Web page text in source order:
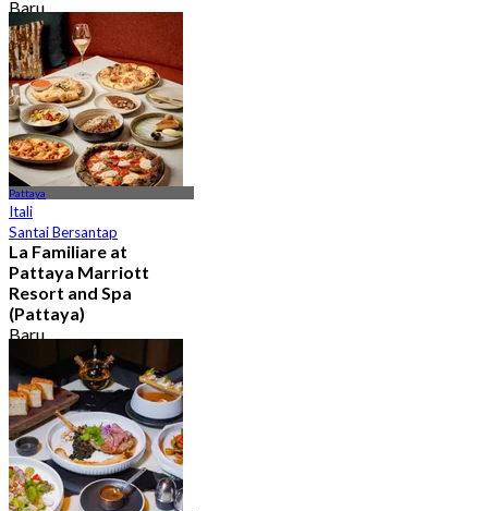
Baru
4.9
Dari
฿ 595
Pattaya
Itali
Santai Bersantap
La Familiare at
Pattaya Marriott
Resort and Spa
(Pattaya)
Baru
Dari฿ 445